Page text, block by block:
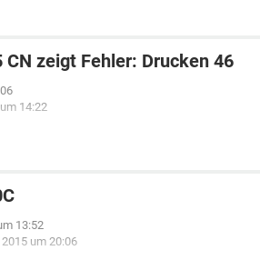
zeigt Fehler: Drucken 46
14:22
13:52
um 20:06